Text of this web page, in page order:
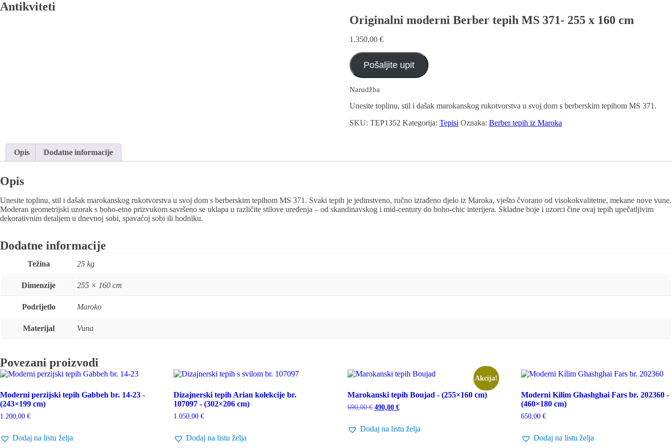
Antikviteti
Originalni moderni Berber tepih MS 371- 255 x 160 cm
1.350,00 €
Pošaljite upit
Narudžba
Unesite toplinu, stil i dašak marokanskog rukotvorstva u svoj dom s berberskim tepihom MS 371.
SKU: TEP1352 Kategorija: Tepisi Oznaka: Berber tepih iz Maroka
Opis Dodatne informacije
Opis
Unesite toplinu, stil i dašak marokanskog rukotvorstva u svoj dom s berberskim tepihom MS 371. Svaki tepih je jedinstveno, ručno izrađeno djelo iz Maroka, vješto čvorano od visokokvalitetne, mekane nove vune.
Moderan geometrijski uzorak s boho-etno prizvukom savršeno se uklapa u različite stilove uređenja – od skandinavskog i mid-century do boho-chic interijera. Skladne boje i uzorci čine ovaj tepih upečatljivim
dekorativnim detaljem u dnevnoj sobi, spavaćoj sobi ili hodniku.
Dodatne informacije
Težina 25 kg
Dimenzije 255 × 160 cm
Podrijetlo Maroko
Materijal Vuna
Povezani proizvodi
Moderni perzijski tepih Gabbeh br. 14-23 -
(243×199 cm)
1.200,00 €
Dodaj na listu želja
Dizajnerski tepih Arian kolekcije br.
107097 - (302×206 cm)
1.050,00€
Dodaj na listu želja
Akcija!
Marokanski tepih Boujad - (255×160 cm)
690,00€ Izvorna
je:
490,00 €Trenutna
490,00 €.
Dodaj na listu želja
Moderni Kilim Ghashghai Fars br. 202360 -
(460×180 cm)
650,00€
Dodaj na listu želja